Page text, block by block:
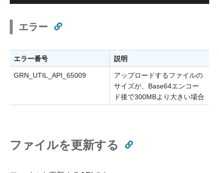
エラー
エラー番号 説明
GRN_UTIL_API_65009
アップロードするファイルの
サイズが、Base64エンコー
ド後で300MBより大きい場合
ファイルを更新する